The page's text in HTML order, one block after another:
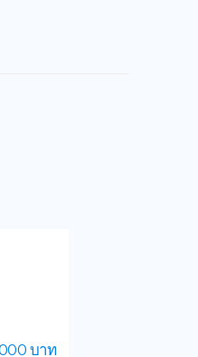
บาท